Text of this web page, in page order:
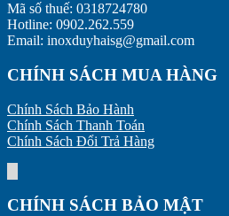
Mã số thuế: 0318724780
Hotline: 0902.262.559
Email: inoxduyhaisg@gmail.com
CHÍNH SÁCH MUA HÀNG
Chính Sách Bảo Hành
Chính Sách Thanh Toán
Chính Sách Đổi Trả Hàng
CHÍNH SÁCH BẢO MẬT